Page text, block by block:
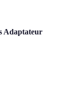
Adaptateur